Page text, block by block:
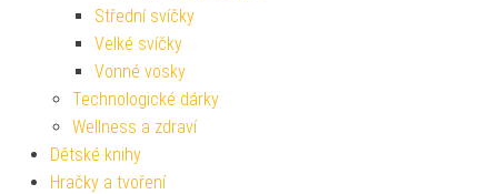
Střední svíčky
Velké svíčky
Vonné vosky
Technologické dárky
Wellness a zdraví
Dětské knihy
Hračky a tvoření